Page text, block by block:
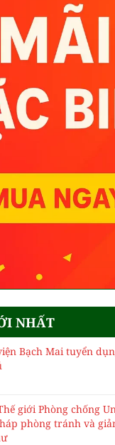
NHẤT
Bạch Mai tuyển
giới Phòng chống
phòng tránh và